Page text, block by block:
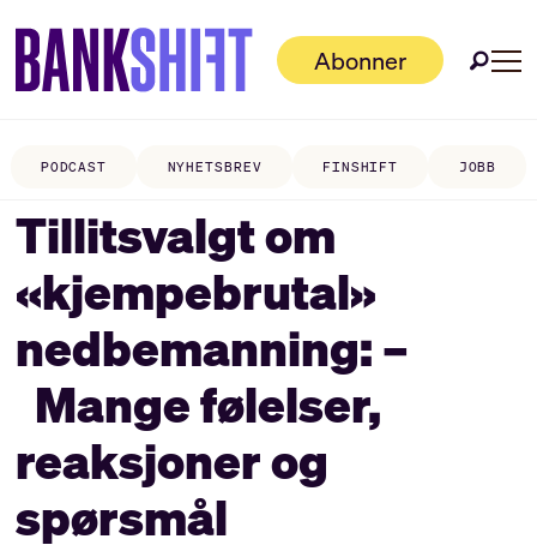
Abonner
PODCAST NYHETSBREV FINSHIFT JOBB
Tillitsvalgt om
«kjempebrutal»
nedbemanning: –
Mange følelser,
reaksjoner og
spørsmål